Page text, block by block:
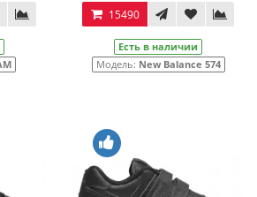
15490
Есть в наличии
Модель: New Balance 574